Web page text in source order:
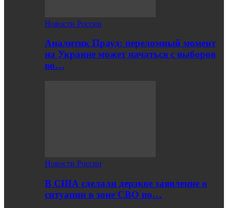
Новости России
Аналитик Прауд: переломный момент
на Украине может начаться с выборов
во…
Новости России
В США сделали дерзкое заявление о
ситуации в зоне СВО по…